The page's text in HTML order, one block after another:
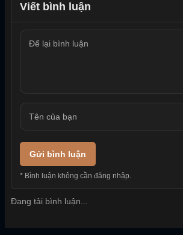
Viết bình luận
Gửi bình luận
* Bình luận không cần đăng nhập.
Đang tải bình luận...